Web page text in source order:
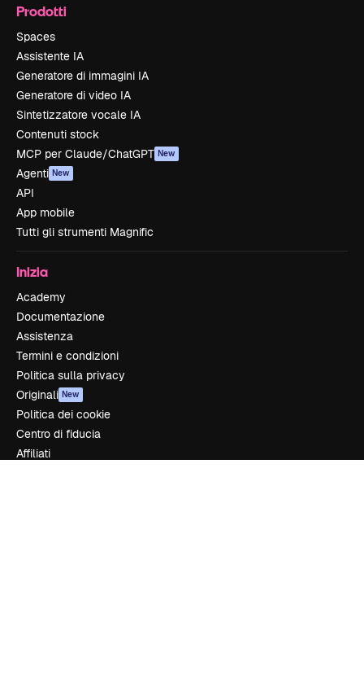
Prodotti
Spaces
Assistente IA
Generatore di immagini IA
Generatore di video IA
Sintetizzatore vocale IA
Contenuti stock
MCP per Claude/ChatGPT New
Agenti New
API
App mobile
Tutti gli strumenti Magnific
Inizia
Academy
Documentazione
Assistenza
Termini e condizioni
Politica sulla privacy
Originali New
Politica dei cookie
Centro di fiducia
Affiliati